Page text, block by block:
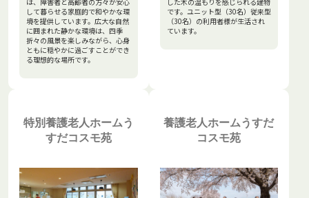
して暮らせる家庭的で和やかな環
境を提供しています。広大な自然
に囲まれた静かな環境は、四季
折々の風景を楽しみながら、心身
ともに穏やかに過ごすことができ
る理想的な場所です。
です。ユニット型（30名）従来型
（30名）の利用者様が生活され
ています。
特別養護老人ホームう
すだコスモ苑
養護老人ホームうすだ
コスモ苑